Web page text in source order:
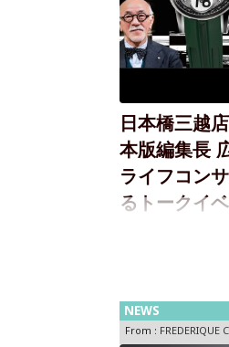
日本橋三越
本版編集長
ライフコン
るトークイ
会期：2026年8
三越本店 本館6
NEWS
From : FREDERIQUE